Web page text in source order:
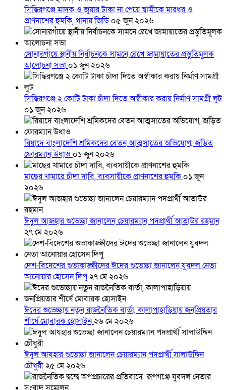
সিদ্ধিরগঞ্জে মাদক ও জুয়ার টাকা না পেয়ে স্বামীকে মারধর ও
প্রাণনাশের হুমকি, থানায় জিডি০৫ জুন ২০২৬
সোনারগাঁয়ে স্থানীয় নির্বাচনকে সামনে রেখে জামায়াতের প্রস্তুতিমূলক
আলোচনা সভা ০১ জুন ২০২৬
সিদ্ধিরগঞ্জে ২ কোটি টাকা চাঁদা দিতে অস্বীকার করায় নির্মাণ সামগ্রী লুট
০১ জুন ২০২৬
রিয়াদে বাংলাদেশি শ্রমিকদের বেতন আত্মসাতের অভিযোগ, জড়িত
ফোরম্যান উধাও ০১ জুন ২০২৬
মাছের খামারে চাঁদা দাবি, ব্যবসায়ীকে প্রাণনাশের হুমকি ০১ জুন
২০২৬
ঈদুল আজহার শুভেচ্ছা জানালেন চেয়ারম্যান পদপ্রার্থী আতাউর রহমান
২৭ মে ২০২৬
দেশ-বিদেশের শুভাকাঙ্ক্ষীদের ঈদের শুভেচ্ছা জানালেন যুবদল নেতা
আনোয়ার হোসেন দিপু২৭ মে ২০২৬
ঈদের শুভেচ্ছায় নতুন রাজনৈতিক বার্তা, কালাপাহাড়িয়ায় জনপ্রিয়তার
শীর্ষে মোবারক হোসাইন২৬ মে ২০২৬
ঈদুল আযহার শুভেচ্ছা জানালেন চেয়ারম্যান পদপ্রার্থী সালাউদ্দিন
চৌধুরী২৫ মে ২০২৬